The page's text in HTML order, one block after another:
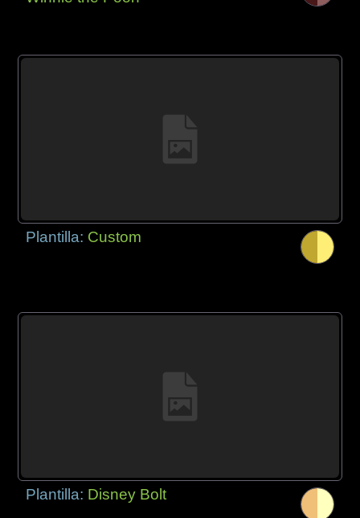
Plantilla: Custom
Plantilla: Disney Bolt